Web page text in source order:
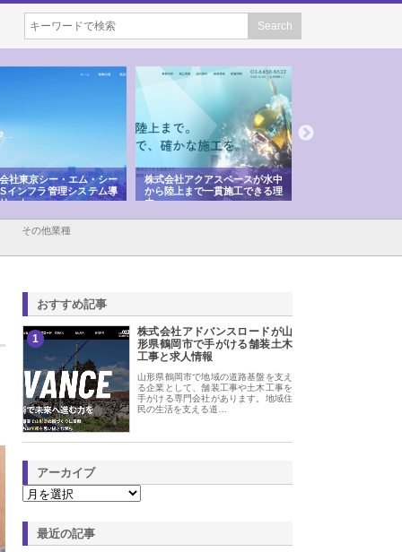
社東京シー・エム・シー
インフラ管理システム導
ット
株式会社アクアスペースが水中
から陸上まで一貫施工できる理
由
その他業種
おすすめ記事
1
株式会社アドバンスロードが山
形県鶴岡市で手がける舗装土木
工事と求人情報
山形県鶴岡市で地域の道路基盤を支え
る企業として、舗装工事や土木工事を
手がける専門会社があります。地域住
民の生活を支える道…
アーカイブ
最近の記事